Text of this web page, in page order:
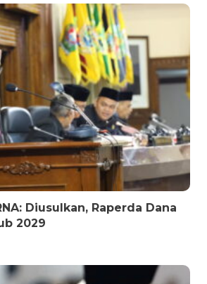
Diusulkan, Raperda Dana
2029